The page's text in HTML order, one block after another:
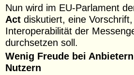
Nun wird im EU-Parlament
Act diskutiert, eine
Interoperabilität der
durchsetzen soll.
Wenig Freude bei
Nutzern